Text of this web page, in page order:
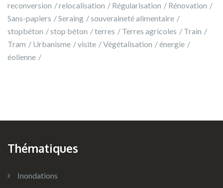
reconversion
relocalisation Régularisation
Rénovation
Sans-papiers
Seraing
souveraineté alimentaire
stopbéton
stop béton terres Terres agricoles
Train
Tram
Urbanisme visite Végétalisation
énergie
éolienne
Thématiques
Inondations